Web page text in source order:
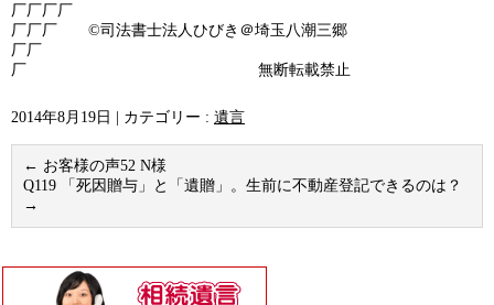
厂厂厂厂
厂厂厂 ©司法書士法人ひびき＠埼玉八潮三郷
厂厂
厂 無断転載禁止
2014年8月19日 カテゴリー : 遺言
← お客様の声52 N様
Q119 「死因贈与」と「遺贈」。生前に不動産登記できるのは？
→